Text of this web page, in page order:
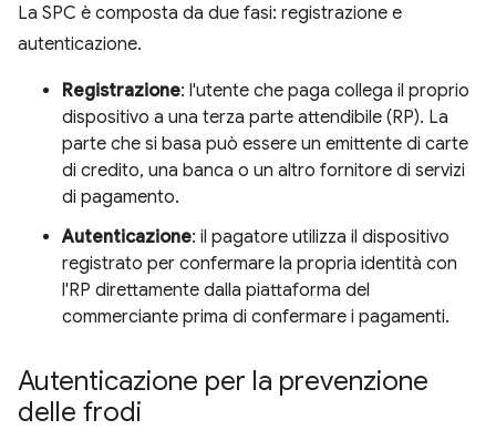
La SPC è composta da due fasi: registrazione e
autenticazione.
Registrazione: l'utente che paga collega il proprio
dispositivo a una terza parte attendibile (RP). La
parte che si basa può essere un emittente di carte
di credito, una banca o un altro fornitore di servizi
di pagamento.
Autenticazione: il pagatore utilizza il dispositivo
registrato per confermare la propria identità con
l'RP direttamente dalla piattaforma del
commerciante prima di confermare i pagamenti.
Autenticazione per la prevenzione
delle frodi